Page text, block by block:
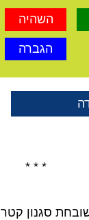
השהיה
הגברה
* * *